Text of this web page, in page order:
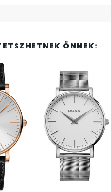
ÖNNEK:
5
109